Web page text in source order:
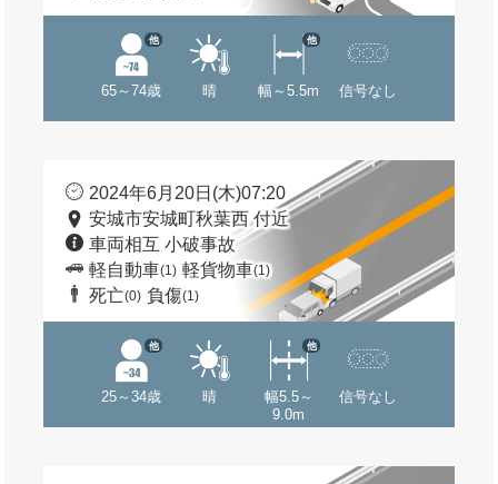
65～74歳
他
晴 幅～5.5m
他
信号なし
2024年6月20日(木)07:20
安城市安城町秋葉西 付近
車両相互 小破事故
軽自動車(1) 軽貨物車(1)
死亡(0) 負傷(1)
25～34歳
他
晴
幅5.5～
9.0m
他
信号なし